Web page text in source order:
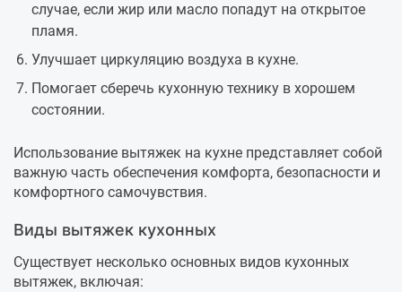
случае, если жир или масло попадут на открытое
пламя.
Улучшает циркуляцию воздуха в кухне.
Помогает сберечь кухонную технику в хорошем
состоянии.
Использование вытяжек на кухне представляет собой
важную часть обеспечения комфорта, безопасности и
комфортного самочувствия.
Виды вытяжек кухонных
Существует несколько основных видов кухонных
вытяжек, включая: